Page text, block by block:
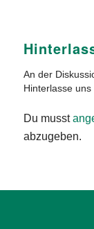
An der
Hinterlasse
Du musst
abzugeben.